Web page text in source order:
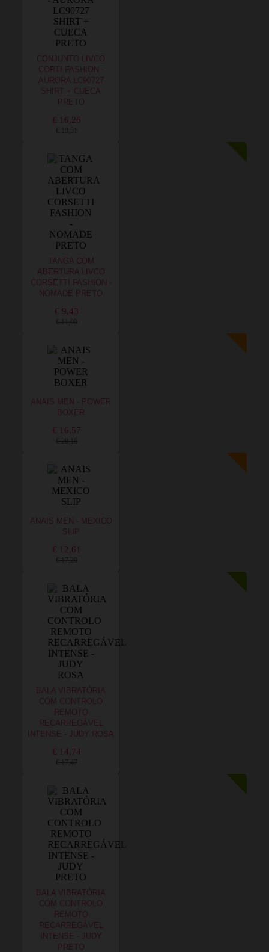
CONJUNTO LIVCO
CORTI FASHION -
AURORA LC90727
SHIRT + CUECA
PRETO
€ 16,26
€ 19,51
TANGA COM
ABERTURA LIVCO
CORSETTI FASHION -
NOMADE PRETO
€ 9,43
€ 11,00
ANAIS MEN - POWER
BOXER
€ 16,57
€ 20,16
ANAIS MEN - MEXICO
SLIP
€ 12,61
€ 17,20
BALA VIBRATÓRIA
COM CONTROLO
REMOTO
RECARREGÁVEL
INTENSE - JUDY ROSA
€ 14,74
€ 17,47
BALA VIBRATÓRIA
COM CONTROLO
REMOTO
RECARREGÁVEL
INTENSE - JUDY
PRETO